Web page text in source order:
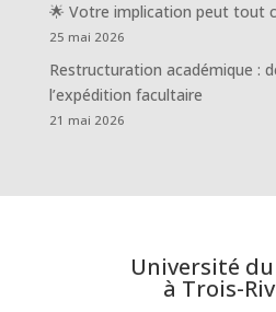
🌟 Votre implication peut tout
25 mai 2026
Restructuration académique :
l’expédition facultaire
21 mai 2026
Université
à Trois-